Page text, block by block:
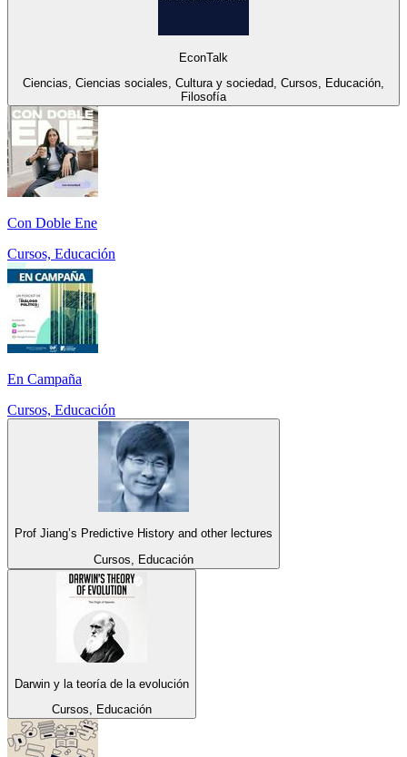
EconTalk
Ciencias, Ciencias sociales, Cultura y sociedad, Cursos, Educación,
Filosofía
Con Doble Ene
Cursos, Educación
En Campaña
Cursos, Educación
Prof Jiang’s Predictive History and other lectures
Cursos, Educación
Darwin y la teoría de la evolución
Cursos, Educación